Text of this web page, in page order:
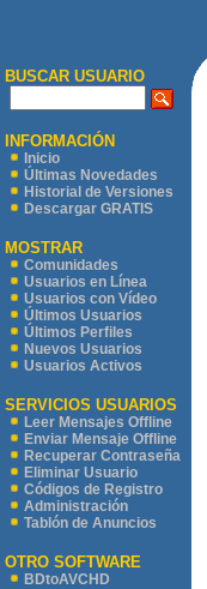
BUSCAR USUARIO
INFORMACIÓN
Inicio
Últimas Novedades
Historial de Versiones
Descargar GRATIS
MOSTRAR
Comunidades
Usuarios en Línea
Usuarios con Vídeo
Últimos Usuarios
Últimos Perfiles
Nuevos Usuarios
Usuarios Activos
SERVICIOS USUARIOS
Leer Mensajes Offline
Enviar Mensaje Offline
Recuperar Contraseña
Eliminar Usuario
Códigos de Registro
Administración
Tablón de Anuncios
OTRO SOFTWARE
BDtoAVCHD